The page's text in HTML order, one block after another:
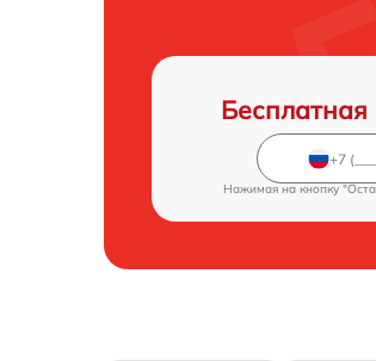
Бесплатная
Нажимая на кнопку